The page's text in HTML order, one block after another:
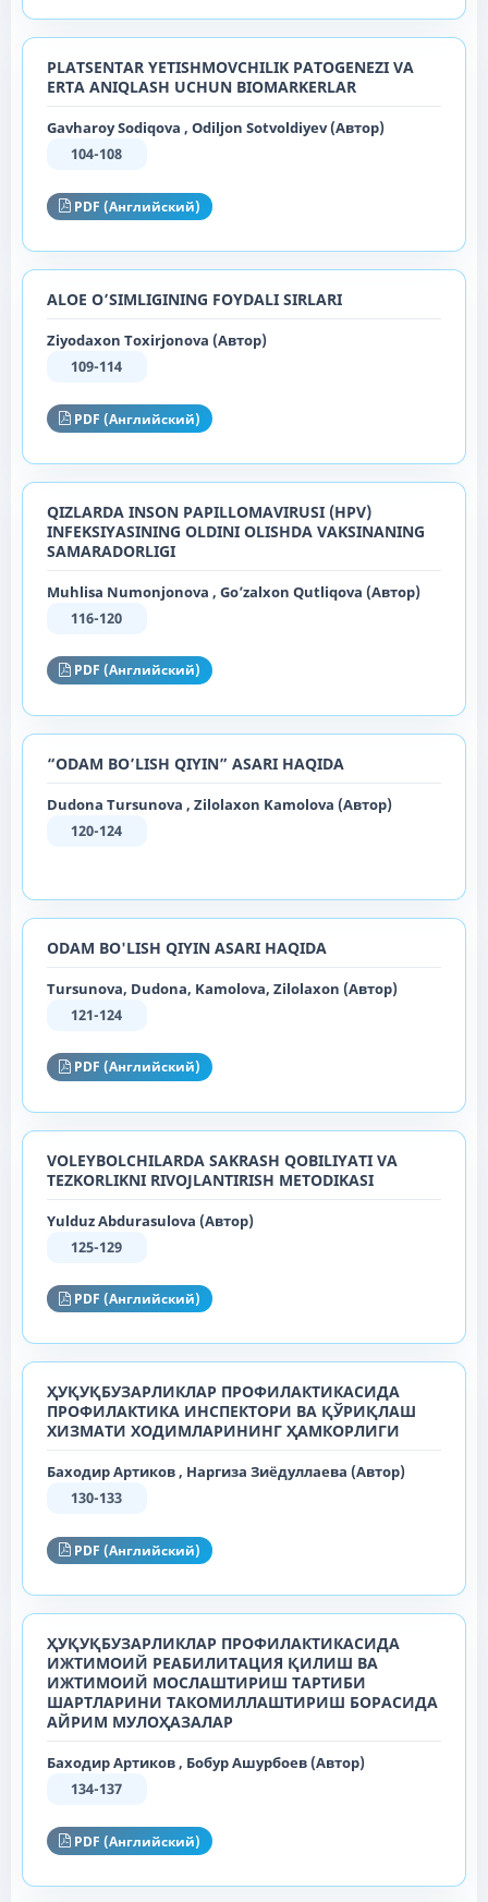
PLATSENTAR YETISHMOVCHILIK PATOGENEZI VA
ERTA ANIQLASH UCHUN BIOMARKERLAR
Gavharoy Sodiqova , Odiljon Sotvoldiyev (Автор)
104-108
PDF (Английский)
ALOE O’SIMLIGINING FOYDALI SIRLARI
Ziyodaxon Toxirjonova (Автор)
109-114
PDF (Английский)
QIZLARDA INSON PAPILLOMAVIRUSI (HPV)
INFEKSIYASINING OLDINI OLISHDA VAKSINANING
SAMARADORLIGI
Muhlisa Numonjonova , Go’zalxon Qutliqova (Автор)
116-120
PDF (Английский)
“ODAM BO’LISH QIYIN” ASARI HAQIDA
Dudona Tursunova , Zilolaxon Kamolova (Автор)
120-124
ODAM BO'LISH QIYIN ASARI HAQIDA
Tursunova, Dudona, Kamolova, Zilolaxon (Автор)
121-124
PDF (Английский)
VOLEYBOLCHILARDA SAKRASH QOBILIYATI VA
TEZKORLIKNI RIVOJLANTIRISH METODIKASI
Yulduz Abdurasulova (Автор)
125-129
PDF (Английский)
ҲУҚУҚБУЗАРЛИКЛАР ПРОФИЛАКТИКАСИДА
ПРОФИЛАКТИКА ИНСПЕКТОРИ ВА ҚЎРИҚЛАШ
ХИЗМАТИ ХОДИМЛАРИНИНГ ҲАМКОРЛИГИ
Баходир Артиков , Наргиза Зиёдуллаева (Автор)
130-133
PDF (Английский)
ҲУҚУҚБУЗАРЛИКЛАР ПРОФИЛАКТИКАСИДА
ИЖТИМОИЙ РЕАБИЛИТАЦИЯ ҚИЛИШ ВА
ИЖТИМОИЙ МОСЛАШТИРИШ ТАРТИБИ
ШАРТЛАРИНИ ТАКОМИЛЛАШТИРИШ БОРАСИДА
АЙРИМ МУЛОҲАЗАЛАР
Баходир Артиков , Бобур Ашурбоев (Автор)
134-137
PDF (Английский)